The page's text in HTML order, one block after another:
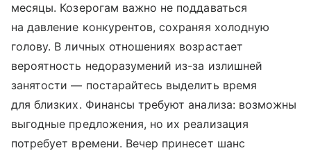
месяцы. Козерогам важно не поддаваться
на давление конкурентов, сохраняя холодную
голову. В личных отношениях возрастает
вероятность недоразумений из-за излишней
занятости — постарайтесь выделить время
для близких. Финансы требуют анализа: возможны
выгодные предложения, но их реализация
потребует времени. Вечер принесет шанс